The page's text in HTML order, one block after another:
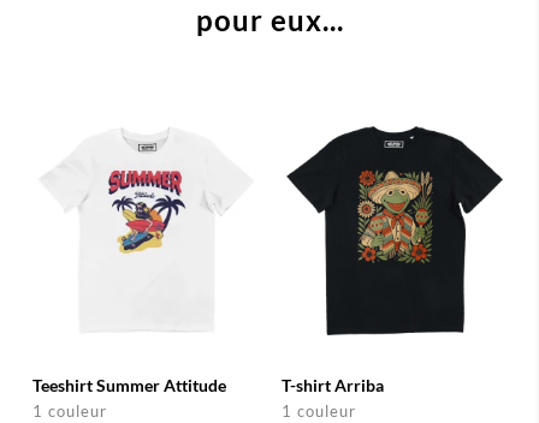
pour eux...
Teeshirt Summer Attitude
1 couleur
T-shirt Arriba
1 couleur